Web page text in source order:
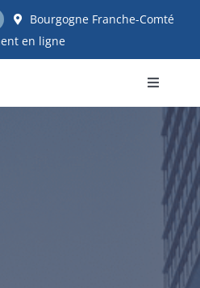
Bourgogne Franche-Comté
en ligne
Toggle